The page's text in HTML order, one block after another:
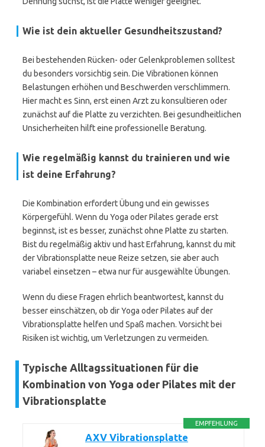
Wie ist dein aktueller Gesundheitszustand?
Bei bestehenden Rücken- oder Gelenkproblemen solltest
du besonders vorsichtig sein. Die Vibrationen können
Belastungen erhöhen und Beschwerden verschlimmern.
Hier macht es Sinn, erst einen Arzt zu konsultieren oder
zunächst auf die Platte zu verzichten. Bei gesundheitlichen
Unsicherheiten hilft eine professionelle Beratung.
Wie regelmäßig kannst du trainieren und wie
ist deine Erfahrung?
Die Kombination erfordert Übung und ein gewisses
Körpergefühl. Wenn du Yoga oder Pilates gerade erst
beginnst, ist es besser, zunächst ohne Platte zu starten.
Bist du regelmäßig aktiv und hast Erfahrung, kannst du mit
der Vibrationsplatte neue Reize setzen, sie aber auch
variabel einsetzen – etwa nur für ausgewählte Übungen.
Wenn du diese Fragen ehrlich beantwortest, kannst du
besser einschätzen, ob dir Yoga oder Pilates auf der
Vibrationsplatte helfen und Spaß machen. Vorsicht bei
Risiken ist wichtig, um Verletzungen zu vermeiden.
Typische Alltagssituationen für die
Kombination von Yoga oder Pilates mit der
Vibrationsplatte
EMPFEHLUNG
AXV Vibrationsplatte